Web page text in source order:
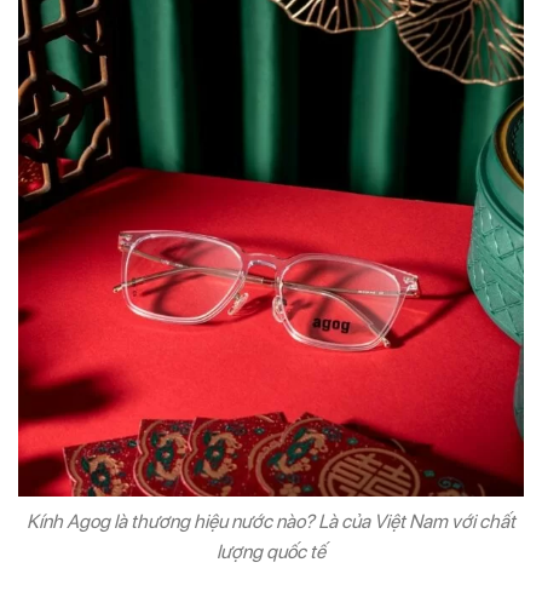
Kính Agog là thương hiệu nước nào? Là của Việt Nam với chất
lượng quốc tế